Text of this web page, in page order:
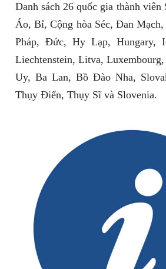
Danh sách 26 quốc gia thành viên
Áo, Bỉ, Cộng hòa Séc, Đan Mạch,
Pháp, Đức, Hy Lạp, Hungary,
Liechtenstein, Litva,
Uy, Ba Lan, Bồ Đào Nha,
Thụy Điển, Thụy Sĩ và Slovenia.